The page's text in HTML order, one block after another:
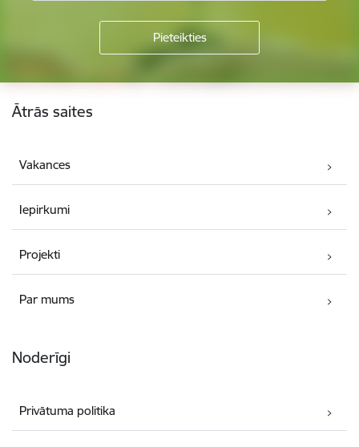
Kājene
Ātrās saites
Vakances
Iepirkumi
Projekti
Par mums
Noderīgi
Privātuma politika